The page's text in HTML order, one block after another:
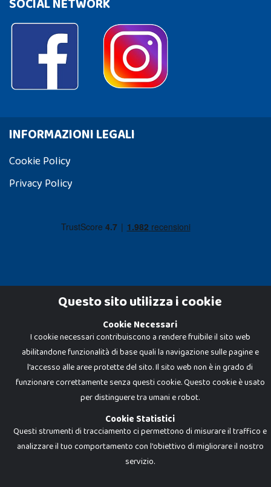
INFORMAZIONI LEGALI
Cookie Policy
Privacy Policy
Dadi e Mattoncini è un brand di Giocabene Srl. Ogni riproduzione o utilizzo non
espressamente autorizzato è severamente vietato. Tutti i loghi, marchi,
brand elencati nel presente shop sono di proprietà dei rispettivi titolari.
I prezzi e le promozioni pubblicate potrebbero differire da quanto esposto in
negozio.
Giocabene Srl - via della Posta 8, 20123 Milano (MI)
P.IVA 02608090425 - REA AN201199 - C.S. 10.000 i.v.
Questo sito utilizza i cookie
Cookie Necessari
I cookie necessari contribuiscono a rendere fruibile il sito web
abilitandone funzionalità di base quali la navigazione sulle pagine e
l'accesso alle aree protette del sito. Il sito web non è in grado di
funzionare correttamente senza questi cookie. Questo cookie è usato
per distinguere tra umani e robot.
Cookie Statistici
Questi strumenti di tracciamento ci permettono di misurare il traffico e
analizzare il tuo comportamento con l'obiettivo di migliorare il nostro
servizio.